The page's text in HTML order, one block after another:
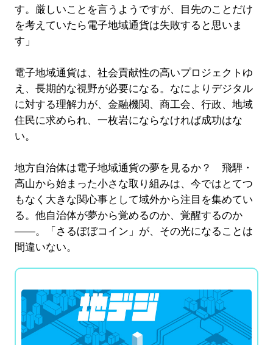
す。厳しいことを言うようですが、目先のことだけ
を考えていたら電子地域通貨は失敗すると思いま
す」
電子地域通貨は、社会貢献性の高いプロジェクトゆ
え、長期的な視野が必要になる。なによりデジタル
に対する理解力が、金融機関、商工会、行政、地域
住民に求められ、一枚岩にならなければ成功はな
い。
地方自治体は電子地域通貨の夢を見るか？ 飛騨・
高山から始まった小さな取り組みは、今ではとてつ
もなく大きな関心事として域外から注目を集めてい
る。他自治体が夢から覚めるのか、覚醒するのか
――。「さるぼぼコイン」が、その光になることは
間違いない。